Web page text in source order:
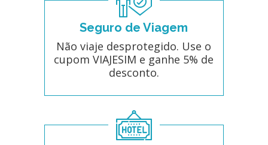
Seguro de Viagem
Não viaje desprotegido. Use o
cupom VIAJESIM e ganhe 5% de
desconto.